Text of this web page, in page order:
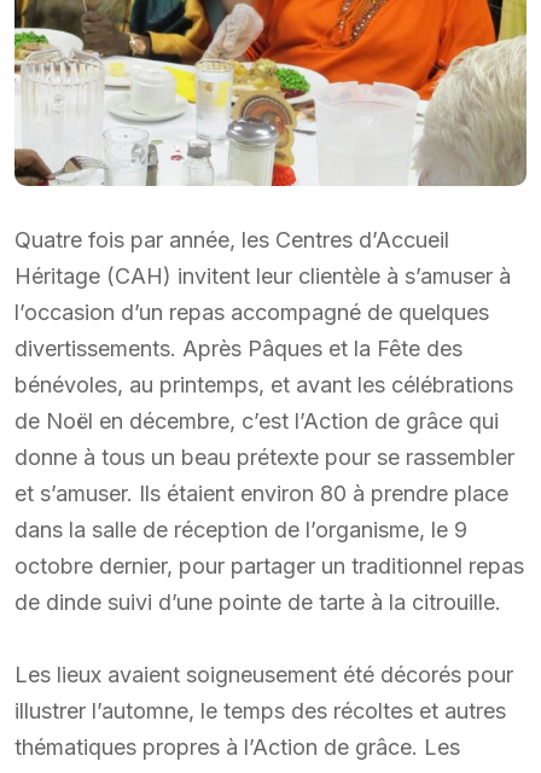
Quatre fois par année, les Centres d’Accueil
Héritage (CAH) invitent leur clientèle à s’amuser à
l’occasion d’un repas accompagné de quelques
divertissements. Après Pâques et la Fête des
bénévoles, au printemps, et avant les célébrations
de Noël en décembre, c’est l’Action de grâce qui
donne à tous un beau prétexte pour se rassembler
et s’amuser. Ils étaient environ 80 à prendre place
dans la salle de réception de l’organisme, le 9
octobre dernier, pour partager un traditionnel repas
de dinde suivi d’une pointe de tarte à la citrouille.
Les lieux avaient soigneusement été décorés pour
illustrer l’automne, le temps des récoltes et autres
thématiques propres à l’Action de grâce. Les